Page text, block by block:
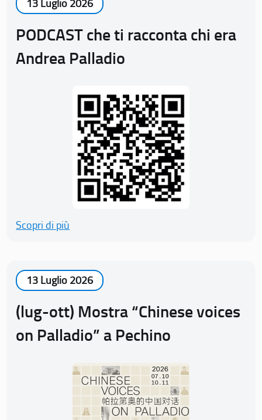
13 Luglio 2026
PODCAST che ti racconta chi era
Andrea Palladio
Scopri di più
13 Luglio 2026
(lug-ott) Mostra “Chinese voices
on Palladio” a Pechino